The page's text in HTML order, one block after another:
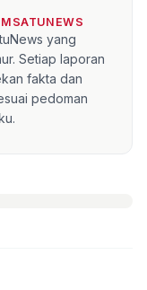
yang
Setiap laporan
fakta dan
pedoman